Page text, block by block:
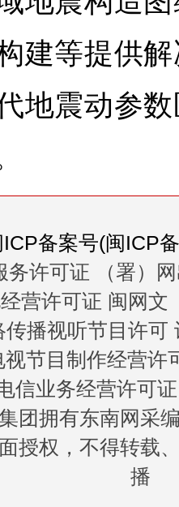
建等提供
地震动参
ICP备案号(闽ICP
务许可证 （署）
营许可证 闽网文
传播视听节目许可
视节目制作经营许
信业务经营许可
团拥有东南网采
授权，不得转载
播